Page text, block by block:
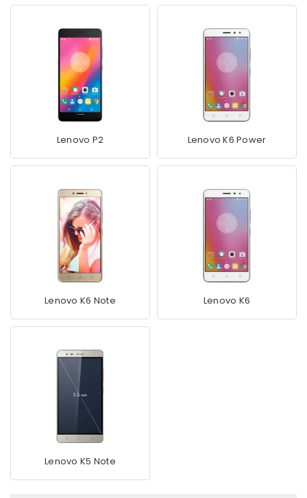
Lenovo P2 Lenovo K6 Power
Lenovo K6 Note Lenovo K6
Lenovo K5 Note